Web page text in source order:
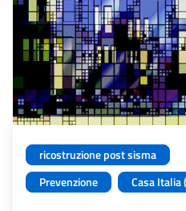
ricostruzione post sisma
Prevenzione
Casa Italia